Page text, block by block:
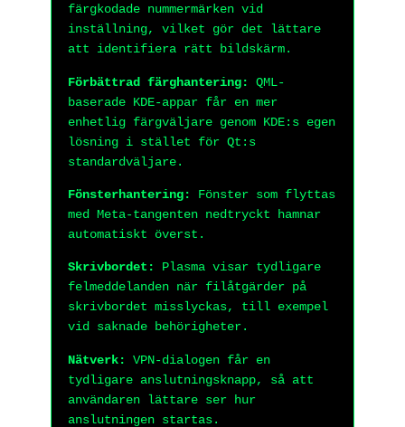
färgkodade nummermärken vid
inställning, vilket gör det lättare
att identifiera rätt bildskärm.
Förbättrad färghantering:
QML-
baserade KDE-appar får en mer
enhetlig färgväljare genom KDE:s egen
lösning i stället för Qt:s
standardväljare.
Fönsterhantering:
Fönster som flyttas
med Meta-tangenten nedtryckt hamnar
automatiskt överst.
Skrivbordet:
Plasma visar tydligare
felmeddelanden när filåtgärder på
skrivbordet misslyckas, till exempel
vid saknade behörigheter.
Nätverk:
VPN-dialogen får en
tydligare anslutningsknapp, så att
användaren lättare ser hur
anslutningen startas.